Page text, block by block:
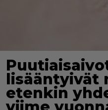
lisääntyivät
etenkin